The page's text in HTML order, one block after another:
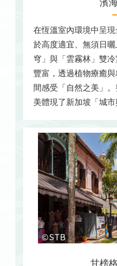
濱
在恆溫室內環境中呈
於高度適宜、無須日
穹」與「雲霧林」雙
豐富，透過植物療癒
間感受「自然之美」
美體現了新加坡「城市
甘榜